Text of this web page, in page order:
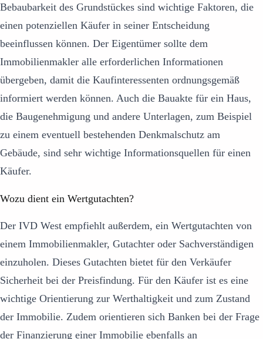
Bebaubarkeit des Grundstückes sind wichtige Faktoren, die
einen potenziellen Käufer in seiner Entscheidung
beeinflussen können. Der Eigentümer sollte dem
Immobilienmakler alle erforderlichen Informationen
übergeben, damit die Kaufinteressenten ordnungsgemäß
informiert werden können. Auch die Bauakte für ein Haus,
die Baugenehmigung und andere Unterlagen, zum Beispiel
zu einem eventuell bestehenden Denkmalschutz am
Gebäude, sind sehr wichtige Informationsquellen für einen
Käufer.
Wozu dient ein Wertgutachten?
Der IVD West empfiehlt außerdem, ein Wertgutachten von
einem Immobilienmakler, Gutachter oder Sachverständigen
einzuholen. Dieses Gutachten bietet für den Verkäufer
Sicherheit bei der Preisfindung. Für den Käufer ist es eine
wichtige Orientierung zur Werthaltigkeit und zum Zustand
der Immobilie. Zudem orientieren sich Banken bei der Frage
der Finanzierung einer Immobilie ebenfalls an